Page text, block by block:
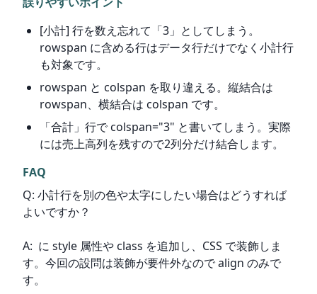
[小計] 行を数え忘れて「3」としてしまう。
rowspan に含める行はデータ行だけでなく小計行
も対象です。
rowspan と colspan を取り違える。縦結合は
rowspan、横結合は colspan です。
「合計」行で colspan="3" と書いてしまう。実際
には売上高列を残すので2列分だけ結合します。
FAQ
Q: 小計行を別の色や太字にしたい場合はどうすれば
よいですか？
A:  に style 属性や class を追加し、CSS で装飾しま
す。今回の設問は装飾が要件外なので align のみで
す。